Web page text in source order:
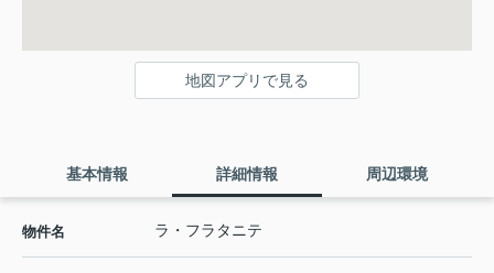
地図アプリで見る
基本情報 詳細情報 周辺環境
物件名 ラ・フラタニテ